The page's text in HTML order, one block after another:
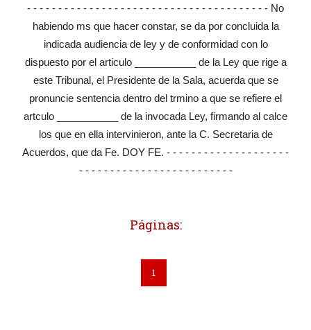
- - - - - - - - - - - - - - - - - - - - - - - - - - - - - - - - - - - - - - - No
habiendo ms que hacer constar, se da por concluida la
indicada audiencia de ley y de conformidad con lo
dispuesto por el articulo ___________ de la Ley que rige a
este Tribunal, el Presidente de la Sala, acuerda que se
pronuncie sentencia dentro del trmino a que se refiere el
artculo ___________ de la invocada Ley, firmando al calce
los que en ella intervinieron, ante la C. Secretaria de
Acuerdos, que da Fe. DOY FE. - - - - - - - - - - - - - - - - - - - -
- - - - - - - - - - - - - - - - - - - - - - - - -
Páginas:
1